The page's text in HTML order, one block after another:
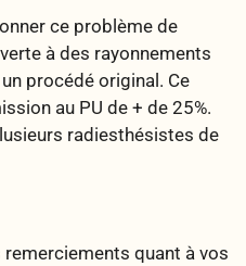
ce problème de
à des rayonnements
procédé original. Ce
au PU de + de 25%.
radiesthésistes de
quant à vos